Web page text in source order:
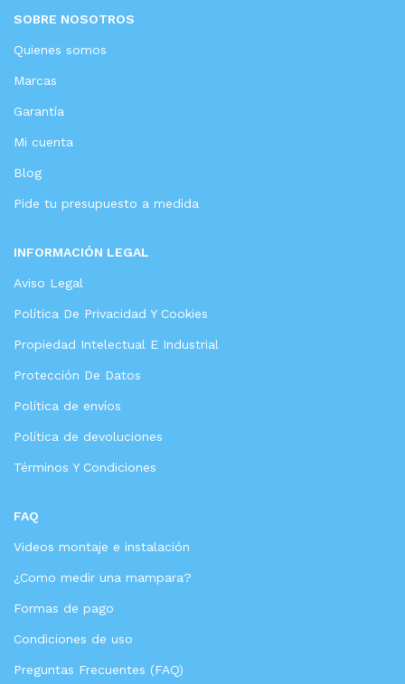
SOBRE NOSOTROS
Quienes somos
Marcas
Garantía
Mi cuenta
Blog
Pide tu presupuesto a medida
INFORMACIÓN LEGAL
Aviso Legal
Política De Privacidad Y Cookies
Propiedad Intelectual E Industrial
Protección De Datos
Política de envíos
Política de devoluciones
Términos Y Condiciones
FAQ
Videos montaje e instalación
¿Como medir una mampara?
Formas de pago
Condiciones de uso
Preguntas Frecuentes (FAQ)